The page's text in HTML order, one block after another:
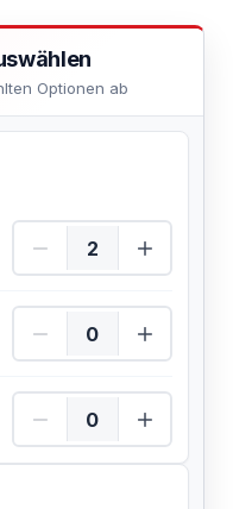
Optionen ab
Erwachsene Menge
Kinder Menge
Kinder Menge